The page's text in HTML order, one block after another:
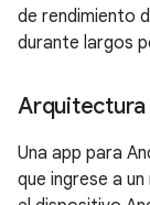
de rendimiento
durante largos
Arquitectura
Una app para
que ingrese a